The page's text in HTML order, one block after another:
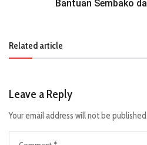
Bantuan Sembako
Related article
Leave a Reply
Your email address will not be published.